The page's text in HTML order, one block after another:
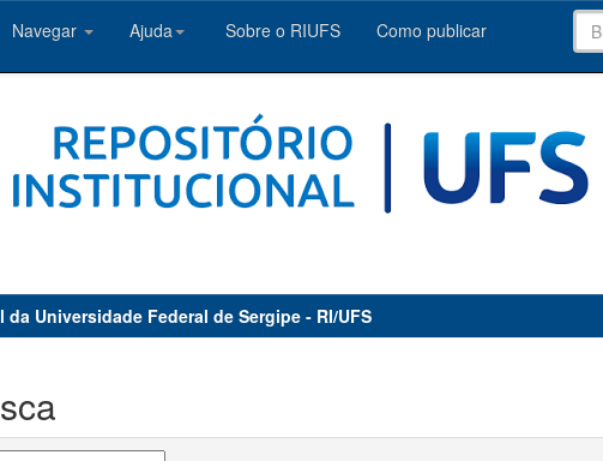
Navegar Ajuda Sobre o RIUFS Como publicar
Universidade Federal de Sergipe - RI/UFS